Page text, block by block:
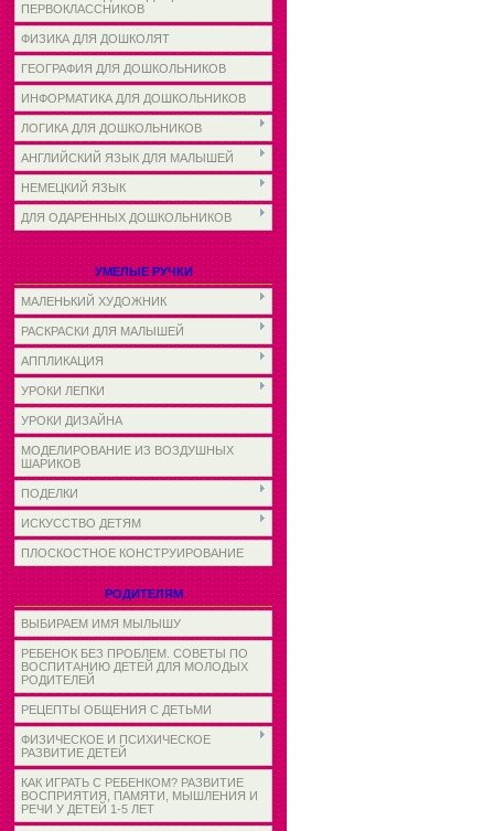
ПЕРВОКЛАССНИКОВ
ФИЗИКА ДЛЯ ДОШКОЛЯТ
ГЕОГРАФИЯ ДЛЯ ДОШКОЛЬНИКОВ
ИНФОРМАТИКА ДЛЯ ДОШКОЛЬНИКОВ
ЛОГИКА ДЛЯ ДОШКОЛЬНИКОВ
АНГЛИЙСКИЙ ЯЗЫК ДЛЯ МАЛЫШЕЙ
НЕМЕЦКИЙ ЯЗЫК
ДЛЯ ОДАРЕННЫХ ДОШКОЛЬНИКОВ
УМЕЛЫЕ РУЧКИ
МАЛЕНЬКИЙ ХУДОЖНИК
РАСКРАСКИ ДЛЯ МАЛЫШЕЙ
АППЛИКАЦИЯ
УРОКИ ЛЕПКИ
УРОКИ ДИЗАЙНА
МОДЕЛИРОВАНИЕ ИЗ ВОЗДУШНЫХ
ШАРИКОВ
ПОДЕЛКИ
ИСКУССТВО ДЕТЯМ
ПЛОСКОСТНОЕ КОНСТРУИРОВАНИЕ
РОДИТЕЛЯМ
ВЫБИРАЕМ ИМЯ МЫЛЫШУ
РЕБЕНОК БЕЗ ПРОБЛЕМ. СОВЕТЫ ПО
ВОСПИТАНИЮ ДЕТЕЙ ДЛЯ МОЛОДЫХ
РОДИТЕЛЕЙ
РЕЦЕПТЫ ОБЩЕНИЯ С ДЕТЬМИ
ФИЗИЧЕСКОЕ И ПСИХИЧЕСКОЕ
РАЗВИТИЕ ДЕТЕЙ
КАК ИГРАТЬ С РЕБЕНКОМ? РАЗВИТИЕ
ВОСПРИЯТИЯ, ПАМЯТИ, МЫШЛЕНИЯ И
РЕЧИ У ДЕТЕЙ 1-5 ЛЕТ